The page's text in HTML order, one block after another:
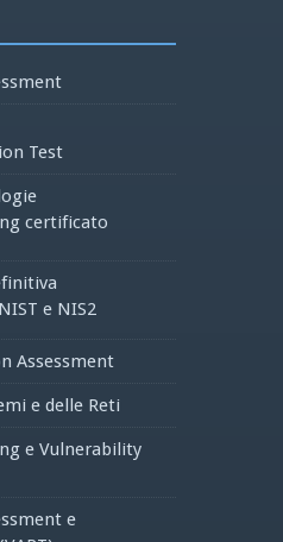
Test
certificato
e NIS2
Assessment
e delle Reti
e Vulnerability
e